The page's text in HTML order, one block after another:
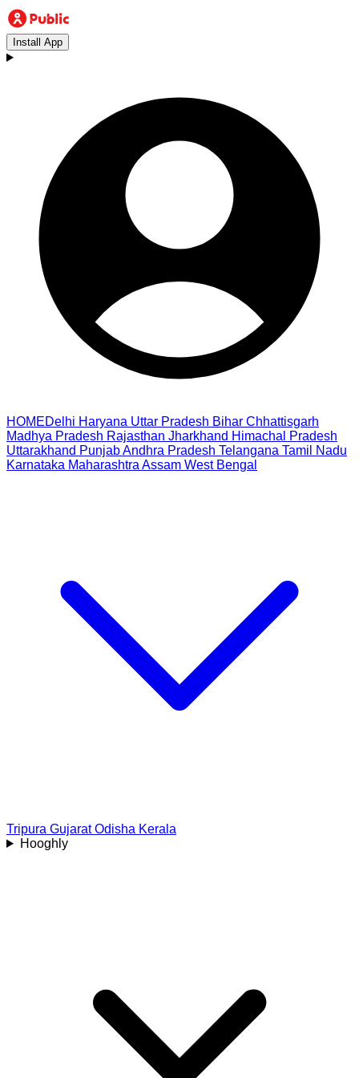
Install App
HOMEDelhi Haryana Uttar Pradesh Bihar Chhattisgarh
Madhya Pradesh Rajasthan Jharkhand Himachal Pradesh
Uttarakhand PunjabAndhra Pradesh Telangana Tamil Nadu
Karnataka Maharashtra Assam West Bengal
Tripura Gujarat Odisha Kerala
Hooghly